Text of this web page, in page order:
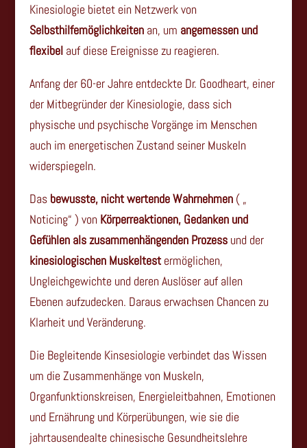
Kinesiologie bietet ein Netzwerk von
Selbsthilfemöglichkeitenan, um angemessen und
flexibel auf diese Ereignisse zu reagieren.
Anfang der 60-er Jahre entdeckte Dr. Goodheart, einer
der Mitbegründer der Kinesiologie, dass sich
physische und psychische Vorgänge im Menschen
auch im energetischen Zustand seiner Muskeln
widerspiegeln.
Das bewusste, nicht wertende Wahrnehmen( „
Noticing“ ) von Körperreaktionen, Gedanken und
Gefühlen als zusammenhängenden Prozessund der
kinesiologischen Muskeltestermöglichen,
Ungleichgewichte und deren Auslöser auf allen
Ebenen aufzudecken. Daraus erwachsen Chancen zu
Klarheit und Veränderung.
Die Begleitende Kinsesiologie verbindet das Wissen
um die Zusammenhänge von Muskeln,
Organfunktionskreisen, Energieleitbahnen, Emotionen
und Ernährung und Körperübungen, wie sie die
jahrtausendealte chinesische Gesundheitslehre